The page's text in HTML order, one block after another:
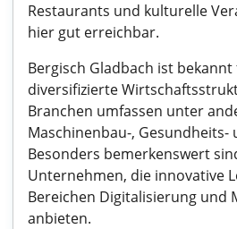
Restaurants und kulturelle
hier gut erreichbar.
Bergisch Gladbach ist
diversifizierte
Branchen umfassen unter
Maschinenbau-, Gesundheits-
Besonders bemerkenswert
Unternehmen, die innovative
Bereichen Digitalisierung und
anbieten.